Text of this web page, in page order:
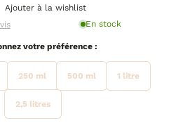
Ajouter à la wishlist
En stock
préférence
250 ml 500 ml 1 litre
2,5 litres